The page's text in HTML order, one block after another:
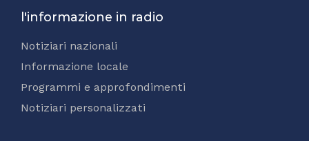
l'informazione in radio
Notiziari nazionali
Informazione locale
Programmi e approfondimenti
Notiziari personalizzati